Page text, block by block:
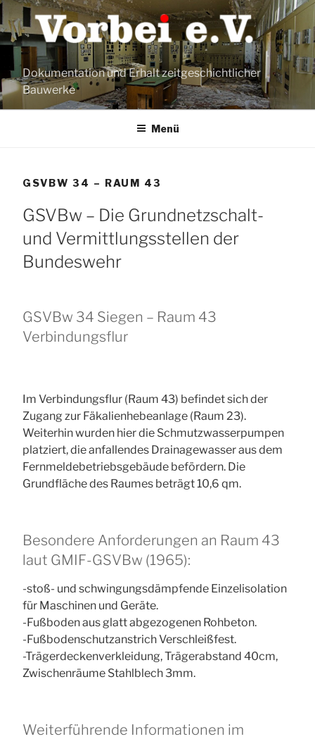
Zum
Inhalt
springen
Dokumentation und Erhalt zeitgeschichtlicher
Bauwerke
Menü
GSVBW 34 – RAUM 43
GSVBw – Die Grundnetzschalt-
und Vermittlungsstellen der
Bundeswehr
GSVBw 34 Siegen – Raum 43
Verbindungsflur
Im Verbindungsflur (Raum 43) befindet sich der
Zugang zur Fäkalienhebeanlage (Raum 23).
Weiterhin wurden hier die Schmutzwasserpumpen
platziert, die anfallendes Drainagewasser aus dem
Fernmeldebetriebsgebäude befördern. Die
Grundfläche des Raumes beträgt 10,6 qm.
Besondere Anforderungen an Raum 43
laut GMIF-GSVBw (1965):
-stoß- und schwingungsdämpfende Einzelisolation
für Maschinen und Geräte.
-Fußboden aus glatt abgezogenen Rohbeton.
-Fußbodenschutzanstrich Verschleißfest.
-Trägerdeckenverkleidung, Trägerabstand 40cm,
Zwischenräume Stahlblech 3mm.
Weiterführende Informationen im